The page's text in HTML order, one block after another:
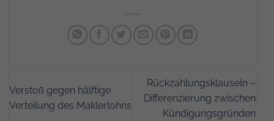
Verstoß gegen hälftige
Verteilung des Maklerlohns
Rückzahlungsklauseln –
Differenzierung zwischen
Kündigungsgründen